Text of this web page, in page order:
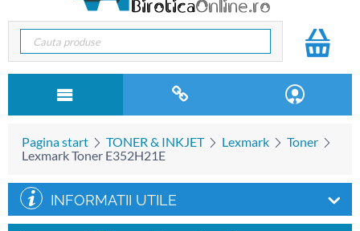
Pagina start TONER & INKJET Lexmark
Toner
Lexmark Toner E352H21E
INFORMATII UTILE